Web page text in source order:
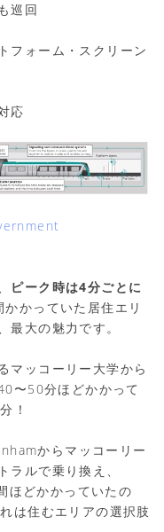
巡回
フォーム・スクリーン
応
ピーク時は4分ごとに
かっていた居住エリ
最大の魅力です。
マッコーリー大学から
〜50分ほどかかって
！
からマッコーリー
ラルで乗り換え、
ほどかかっていたの
は住むエリアの選択肢